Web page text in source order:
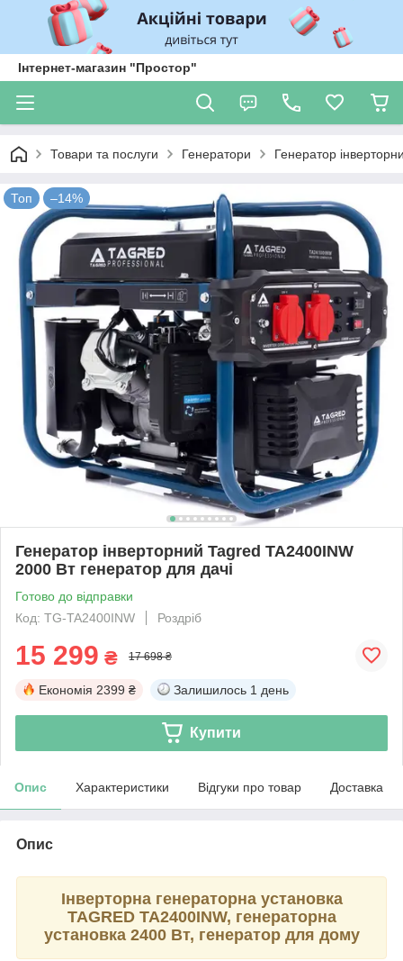
Інтернет-магазин "Простор"
Товари та послуги Генератори Генератор
Топ –14%
Генератор інверторний Tagred TA2400INW
2000 Вт генератор для дачі
Готово до відправки
Код: TG-TA2400INW
Роздріб
15 299 ₴ 17 698 ₴
Економія 2399 ₴ Залишилось 1 день
Купити
Опис Характеристики Відгуки про товар Доставка
Опис
Інверторна генераторна установка
TAGRED TA2400INW, генераторна
установка 2400 Вт, генератор для дому